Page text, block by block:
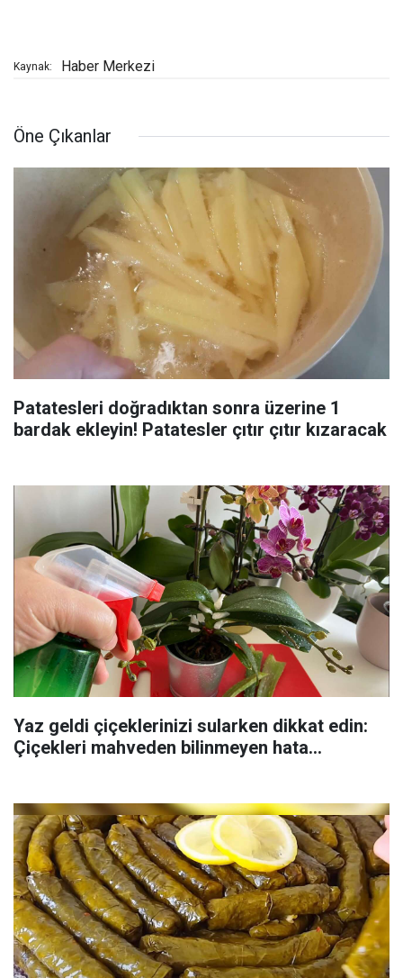
Kaynak: Haber Merkezi
Öne Çıkanlar
Patatesleri doğradıktan sonra üzerine 1
bardak ekleyin! Patatesler çıtır çıtır kızaracak
Yaz geldi çiçeklerinizi sularken dikkat edin:
Çiçekleri mahveden bilinmeyen hata...